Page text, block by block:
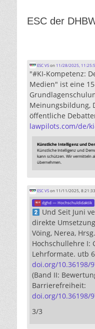
ESC der
ESC VSon 11/28/2025,
"#KI-Kompetenz:
Medien" ist eine
Meinungsbildung,
öffentliche
lawpilots.com/de/
Künstliche Intelligenz und
Künstliche Intelligenz und
kann schützen. Wir vermitteln
übernehmen.
ESC VSon 11/11/2025,
dghd — Hochschuldidaktik
Und Seit Juni
direkte
Vöing, Nerea,
Hochschullehre I:
Lehrformate. utb
doi.org/10.36198/
(Band II:
Barrierefreiheit:
doi.org/10.36198/
3/3